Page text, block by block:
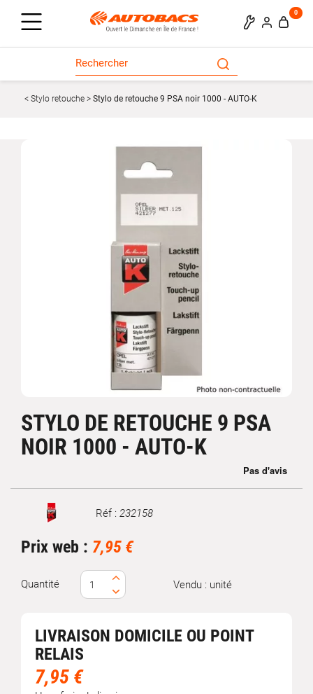
0
Stylo retouche Stylo de retouche 9 PSA noir 1000 - AUTO-K
STYLO DE RETOUCHE 9 PSA
NOIR 1000 - AUTO-K
Marque Réf : 232158
Prix web : 7,95 €
Quantité Vendu : unité
LIVRAISON DOMICILE OU POINT
RELAIS
7,95 €